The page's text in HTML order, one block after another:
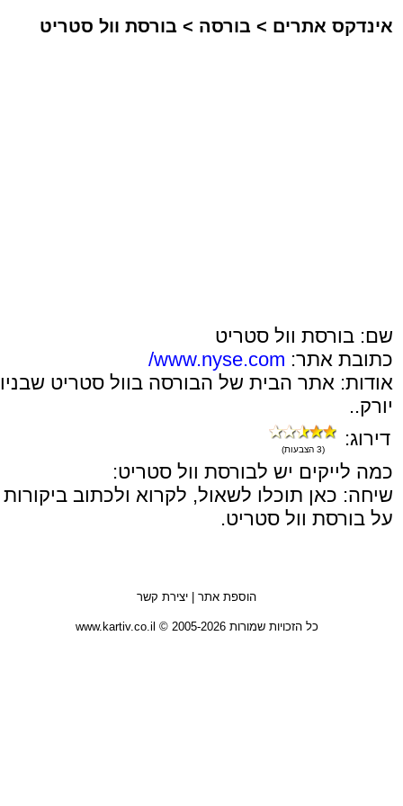
אינדקס אתרים > בורסה > בורסת וול סטריט
שם: בורסת וול סטריט
כתובת אתר: www.nyse.com/
אודות: אתר הבית של הבורסה בוול סטריט שבניו
יורק..
דירוג:
(3 הצבעות)
כמה לייקים יש לבורסת וול סטריט:
שיחה: כאן תוכלו לשאול, לקרוא ולכתוב ביקורות
על בורסת וול סטריט.
הוספת אתר | יצירת קשר
כל הזכויות שמורות 2005-2026 © www.kartiv.co.il